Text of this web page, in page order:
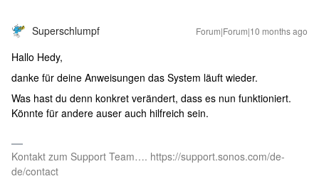
Superschlumpf Forum|Forum|10 months ago
Hallo Hedy,
danke für deine Anweisungen das System läuft wieder.
Was hast du denn konkret verändert, dass es nun funktioniert.
Könnte für andere auser auch hilfreich sein.
Kontakt zum Support Team…. https://support.sonos.com/de-
de/contact